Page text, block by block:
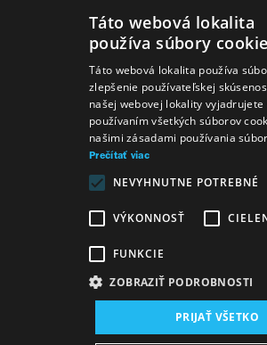
Adresa: Pribinova 17, 819 01
Predstavenia
Táto webová lokalita
používa súbory
Táto webová lokalita používa
zlepšenie používateľskej
našej webovej lokality vyjadrujete
používaním všetkých súborov
našimi zásadami používania
Prečítať viac
NEVYHNUTNE POTREBNÉ
VÝKONNOSŤ
FUNKCIE
ZOBRAZIŤ PODROBNOSTI
PRIJAŤ VŠETKO